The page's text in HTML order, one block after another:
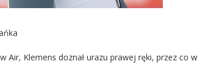
Air, Klemens doznał urazu prawej ręki, przez co w